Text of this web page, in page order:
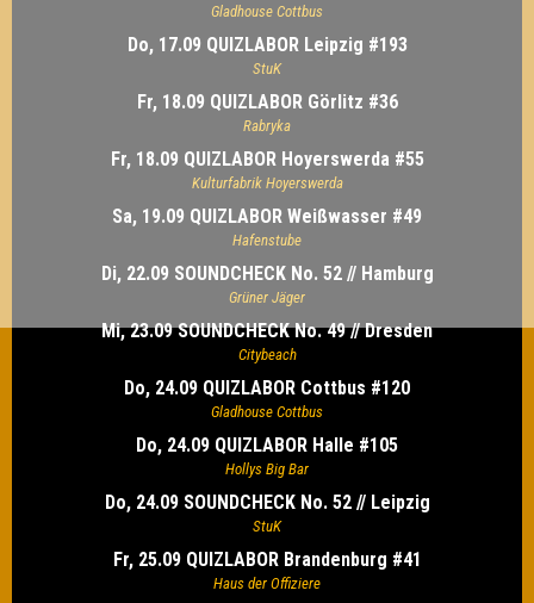
Gladhouse Cottbus
Do, 17.09 QUIZLABOR Leipzig #193
StuK
Fr, 18.09 QUIZLABOR Görlitz #36
Rabryka
Fr, 18.09 QUIZLABOR Hoyerswerda #55
Kulturfabrik Hoyerswerda
Sa, 19.09 QUIZLABOR Weißwasser #49
Hafenstube
Di, 22.09 SOUNDCHECK No. 52 // Hamburg
Grüner Jäger
Mi, 23.09 SOUNDCHECK No. 49 // Dresden
Citybeach
Do, 24.09 QUIZLABOR Cottbus #120
Gladhouse Cottbus
Do, 24.09 QUIZLABOR Halle #105
Hollys Big Bar
Do, 24.09 SOUNDCHECK No. 52 // Leipzig
StuK
Fr, 25.09 QUIZLABOR Brandenburg #41
Haus der Offiziere